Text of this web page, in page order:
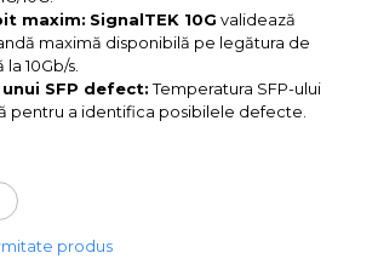
maxim: SignalTEK 10G validează
maximă disponibilă pe legătura de
10Gb/s.
SFP defect:Temperatura SFP-ului
pentru a identifica posibilele defecte.
produs